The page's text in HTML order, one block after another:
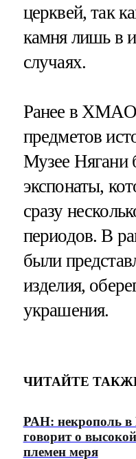
церквей, так
камня лишь в
случаях.
Ранее в ХМАО
предметов
Музее Нягани
экспонаты,
сразу
периодов. В
были
изделия,
украшения.
ЧИТАЙТЕ
РАН: некрополь в
говорит о
племен меря